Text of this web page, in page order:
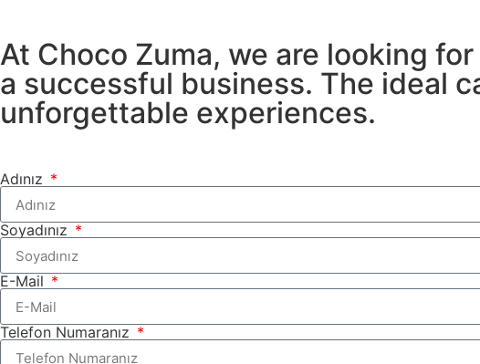
At Choco Zuma, we are looking
a successful business. The ideal
unforgettable experiences.
Adınız
Soyadınız
E-Mail
Telefon Numaranız